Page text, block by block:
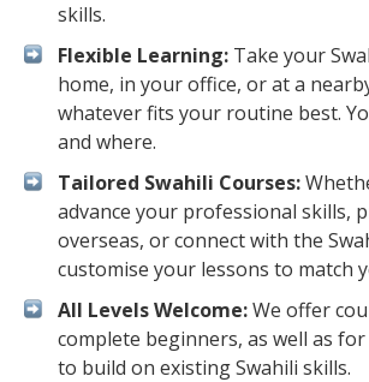
skills.
Flexible Learning: Take your
home, in your office, or at a
whatever fits your routine best.
and where.
Tailored Swahili Courses:
advance your professional skills,
overseas, or connect with the
customise your lessons to match
All Levels Welcome:We offer
complete beginners, as well as
to build on existing Swahili skills.